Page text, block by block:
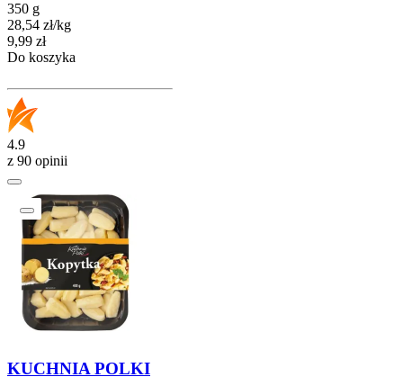
350 g
28,54 zł/kg
Cena
9,99 zł
Do koszyka
4.9
z 90 opinii
KUCHNIA POLKI